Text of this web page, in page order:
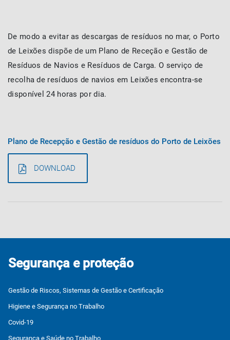
De modo a evitar as descargas de resíduos no mar, o Porto
de Leixões dispõe de um Plano de Receção e Gestão de
Resíduos de Navios e Resíduos de Carga. O serviço de
recolha de resíduos de navios em Leixões encontra-se
disponível 24 horas por dia.
Plano de Recepção e Gestão de resíduos do Porto de Leixões
DOWNLOAD
Segurança e proteção
Gestão de Riscos, Sistemas de Gestão e Certificação
Higiene e Segurança no Trabalho
Covid-19
Segurança e Saúde no Trabalho